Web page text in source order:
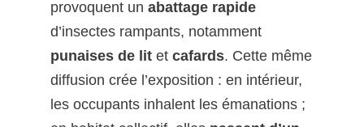
provoquent unabattage rapide
d’insectes rampants, notamment
punaises de lit etcafards. Cette même
diffusion crée l’exposition : en intérieur,
les occupants inhalent les émanations ;